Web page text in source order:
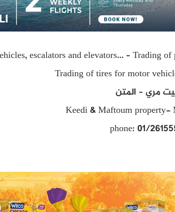
escalators and elevators… – Trading
Trading of tires for motor
مري – المتن
Keedi & Maftoum property-
phone: 01/